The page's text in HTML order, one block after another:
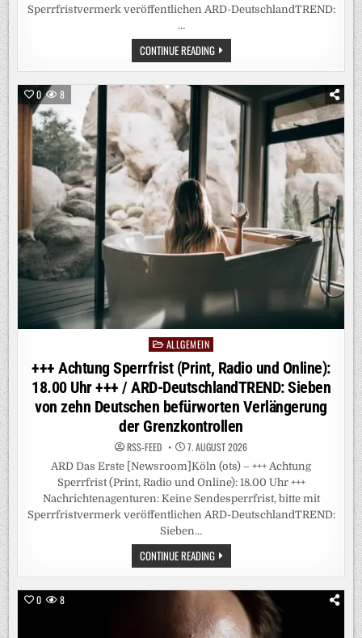
Sperrfristvermerk veröffentlichen ARD-DeutschlandTREND:
…
CONTINUE READING+++
ACHTUNG
SPERRFRIST
RADIO
UND
ONLINE):
18.00
UHR
+++
/
ARD-
DEUTSCHLANDTREND:
UNION
VERLIERT
ANSCHLUSS
AN
DIE
AFD
0 8
Posted
in
ALLGEMEIN
+++ Achtung Sperrfrist (Print, Radio und Online):
18.00 Uhr +++ / ARD-DeutschlandTREND: Sieben
von zehn Deutschen befürworten Verlängerung
der Grenzkontrollen
RSS-FEED 7. AUGUST 2026
ARD Das Erste [Newsroom]Köln (ots) – +++ Achtung
Sperrfrist (Print, Radio und Online): 18.00 Uhr +++
Nachrichtenagenturen: Keine Sendesperrfrist, bitte mit
Sperrfristvermerk veröffentlichen ARD-DeutschlandTREND:
Sieben…
CONTINUE READING+++
ACHTUNG
SPERRFRIST
(PRINT,
RADIO
ONLINE):
18.00
0 8